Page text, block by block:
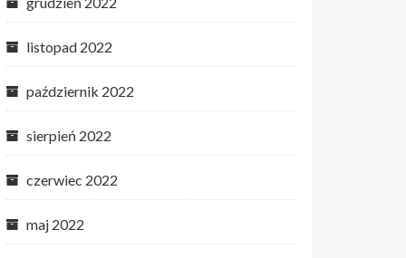
listopad 2022
październik 2022
sierpień 2022
czerwiec 2022
maj 2022